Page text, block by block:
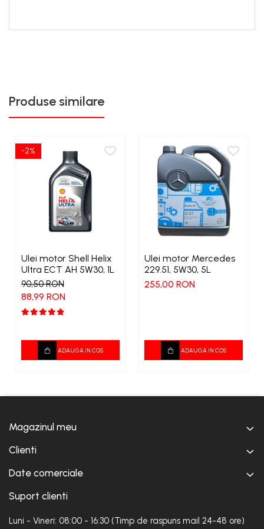
Produse similare
-2%
Ulei motor Shell Helix
Ultra ECT AH 5W30, 1L
90,50 RON
88,99 RON
ADAUGA IN COS
Ulei motor Mercedes
229.51, 5W30, 5L
255,00 RON
ADAUGA IN COS
Magazinul meu
Clienti
Date comerciale
Suport clienti
Luni - Vineri: 08:00 - 16:30 (Timp de raspuns mail 24-48 ore)